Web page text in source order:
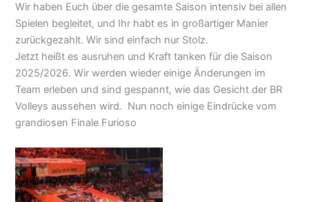
Wir haben Euch über die gesamte Saison intensiv bei allen
Spielen begleitet, und Ihr habt es in großartiger Manier
zurückgezahlt. Wir sind einfach nur Stolz.
Jetzt heißt es ausruhen und Kraft tanken für die Saison
2025/2026. Wir werden wieder einige Änderungen im
Team erleben und sind gespannt, wie das Gesicht der BR
Volleys aussehen wird. Nun noch einige Eindrücke vom
grandiosen Finale Furioso